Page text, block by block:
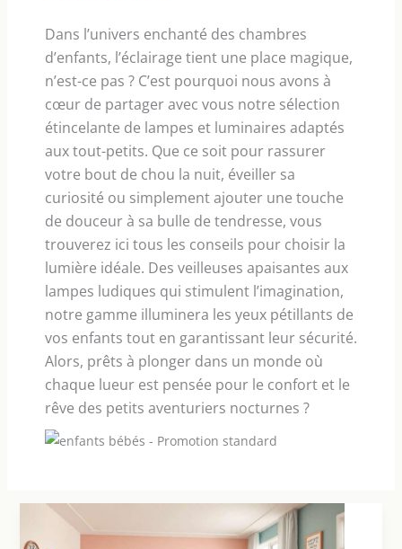
Dans l’univers enchanté des chambres
d’enfants, l’éclairage tient une place magique,
n’est-ce pas ? C’est pourquoi nous avons à
cœur de partager avec vous notre sélection
étincelante de lampes et luminaires adaptés
aux tout-petits. Que ce soit pour rassurer
votre bout de chou la nuit, éveiller sa
curiosité ou simplement ajouter une touche
de douceur à sa bulle de tendresse, vous
trouverez ici tous les conseils pour choisir la
lumière idéale. Des veilleuses apaisantes aux
lampes ludiques qui stimulent l’imagination,
notre gamme illuminera les yeux pétillants de
vos enfants tout en garantissant leur sécurité.
Alors, prêts à plonger dans un monde où
chaque lueur est pensée pour le confort et le
rêve des petits aventuriers nocturnes ?